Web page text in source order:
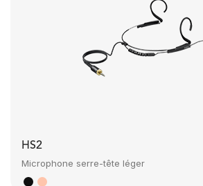
HS2
Microphone serre-tête léger